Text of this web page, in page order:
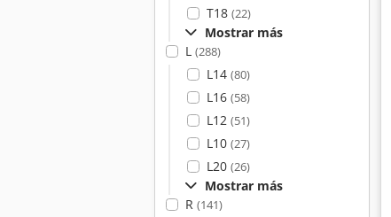
T18 (22)
Mostrar más
L (288)
L14 (80)
L16 (58)
L12 (51)
L10 (27)
L20 (26)
Mostrar más
R (141)